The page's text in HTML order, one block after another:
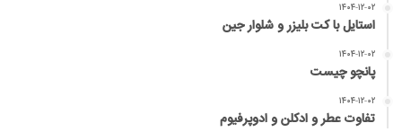
۱۴۰۴-۱۲-۰۲
استایل با کت بلیزر و شلوار جین
۱۴۰۴-۱۲-۰۲
پانچو چیست
۱۴۰۴-۱۲-۰۲
تفاوت عطر و ادکلن و ادوپرفیوم